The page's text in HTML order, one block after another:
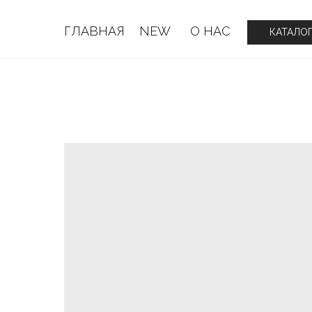
NEW О НАС
ГЛАВНАЯ КАТАЛОГ
NEW О НАС
ГЛАВНАЯ КАТАЛОГ